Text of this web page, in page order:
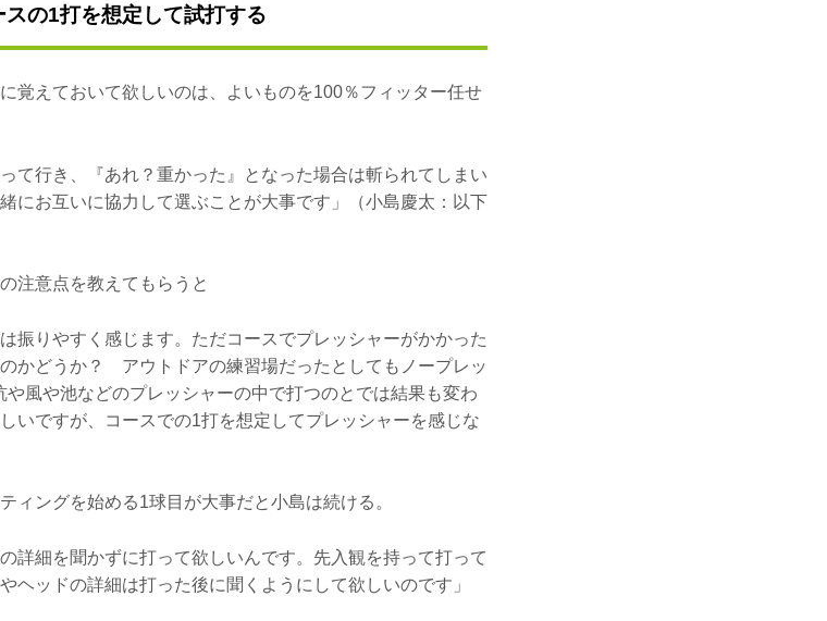
の1打を想定して試打する
覚えておいて欲しいのは、よいものを100％フィッター任せ
て行き、『あれ？重かった』となった場合は斬られてしまい
にお互いに協力して選ぶことが大事です」（小島慶太：以下
注意点を教えてもらうと
振りやすく感じます。ただコースでプレッシャーがかかった
かどうか？ アウトドアの練習場だったとしてもノープレッ
風や池などのプレッシャーの中で打つのとでは結果も変わ
いですが、コースでの1打を想定してプレッシャーを感じな
ィングを始める1球目が大事だと小島は続ける。
詳細を聞かずに打って欲しいんです。先入観を持って打って
ヘッドの詳細は打った後に聞くようにして欲しいのです」